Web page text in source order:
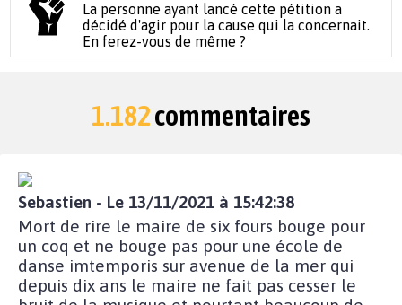
La personne ayant lancé cette pétition a
décidé d'agir pour la cause qui la concernait.
En ferez-vous de même ?
1.182commentaires
Sebastien - Le 13/11/2021 à 15:42:38
Mort de rire le maire de six fours bouge pour
un coq et ne bouge pas pour une école de
danse imtemporis sur avenue de la mer qui
depuis dix ans le maire ne fait pas cesser le